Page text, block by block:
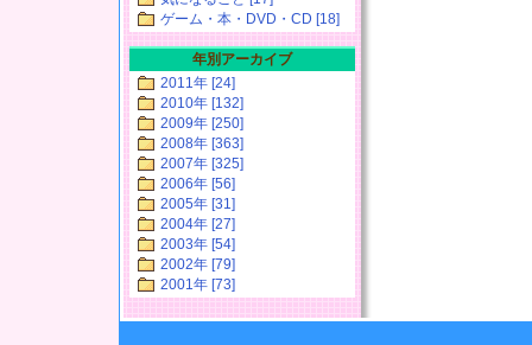
ゲーム・本・DVD・CD [18]
年別アーカイブ
2011年 [24]
2010年 [132]
2009年 [250]
2008年 [363]
2007年 [325]
2006年 [56]
2005年 [31]
2004年 [27]
2003年 [54]
2002年 [79]
2001年 [73]